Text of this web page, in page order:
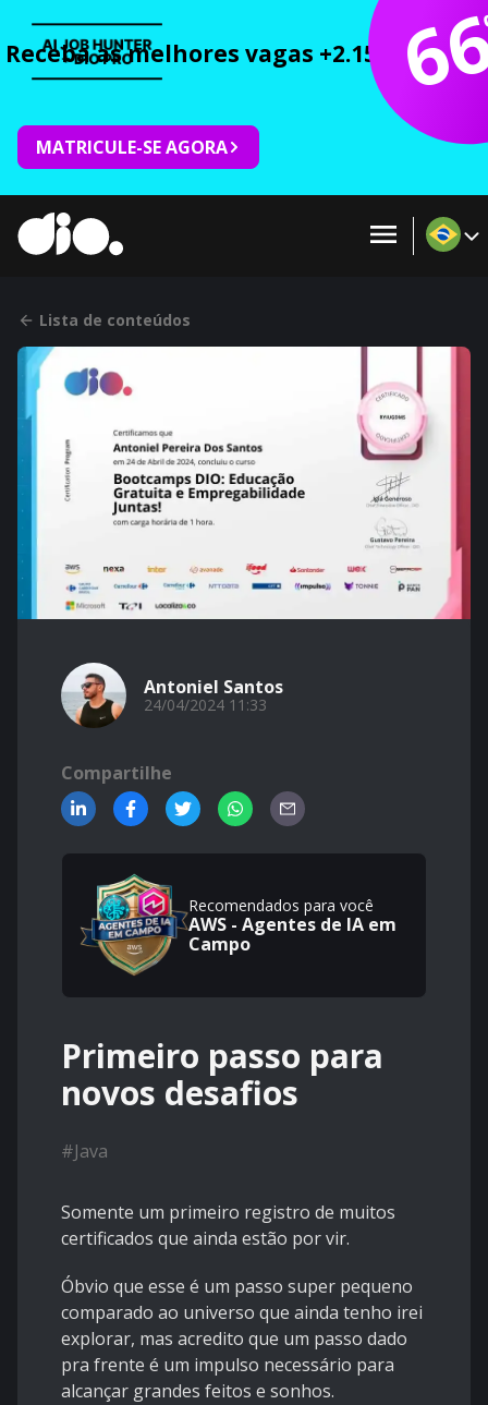
Receba as melhores vagas +2.150 cursos
MATRICULE-SE AGORA
Lista de conteúdos
Antoniel Santos
24/04/2024 11:33
Compartilhe
Recomendados para você
AWS - Agentes de IA em
Campo
Primeiro passo para
novos desafios
#Java
Somente um primeiro registro de muitos
certificados que ainda estão por vir.
Óbvio que esse é um passo super pequeno
comparado ao universo que ainda tenho irei
explorar, mas acredito que um passo dado
pra frente é um impulso necessário para
alcançar grandes feitos e sonhos.